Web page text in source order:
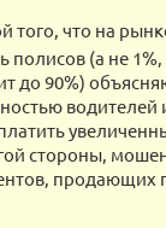
того, что на
полисов (а не 1%,
до 90%)
водителей
стороны,
продающих